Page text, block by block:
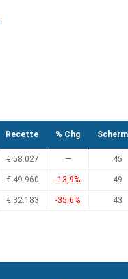
Recette % Chg
€ 58.027 — 45
€ 49.960 -13,9% 49
€ 32.183 -35,6% 43